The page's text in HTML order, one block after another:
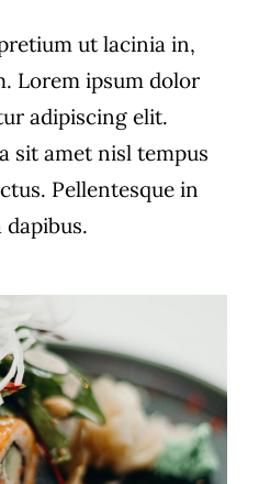
ut lacinia in,
Lorem ipsum dolor
adipiscing elit.
sit amet nisl tempus
Pellentesque in